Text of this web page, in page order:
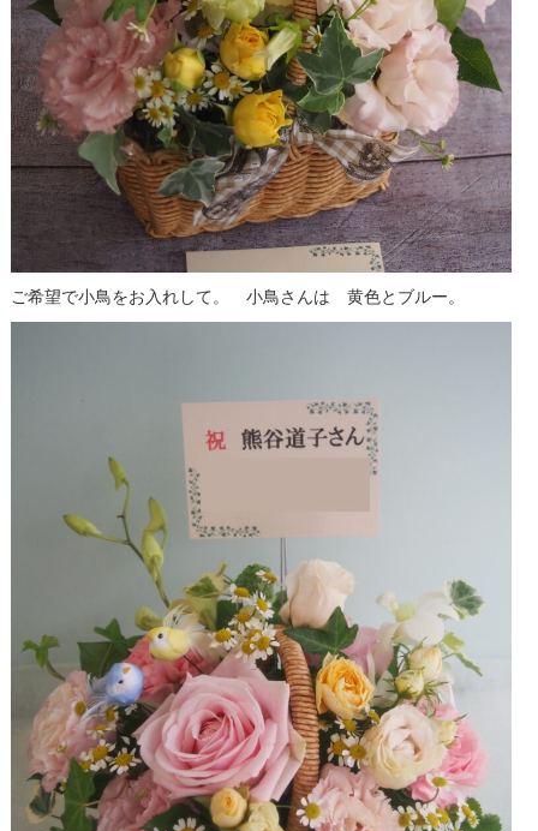
ご希望で小鳥をお入れして。 小鳥さんは 黄色とブルー。